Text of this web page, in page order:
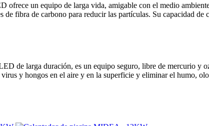
ofrece un equipo de larga vida, amigable con el medio
fibra de carbono para reducir las partículas. Su capacidad
de larga duración, es un equipo seguro, libre de mercurio
y hongos en el aire y en la superficie y eliminar el humo,